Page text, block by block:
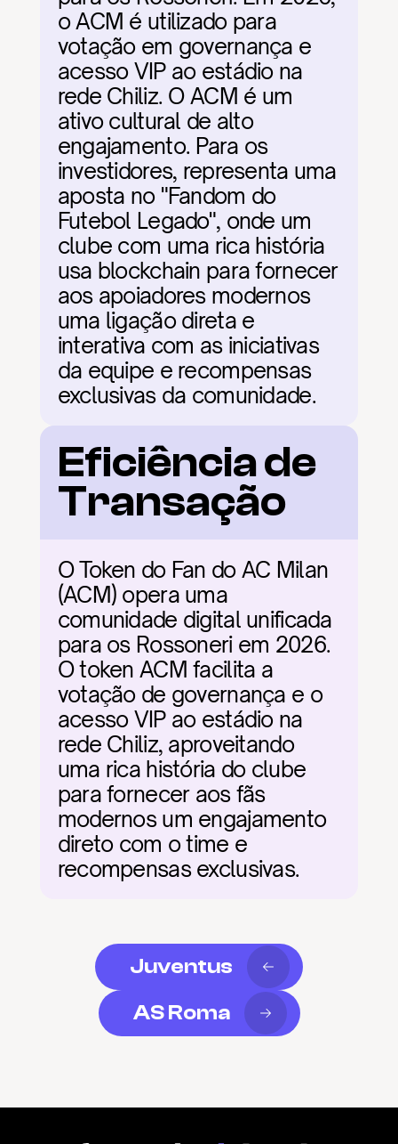
o ACM é utilizado para
votação em governança e
acesso VIP ao estádio na
rede Chiliz. O ACM é um
ativo cultural de alto
engajamento. Para os
investidores, representa uma
aposta no "Fandom do
Futebol Legado", onde um
clube com uma rica história
usa blockchain para fornecer
aos apoiadores modernos
uma ligação direta e
interativa com as iniciativas
da equipe e recompensas
exclusivas da comunidade.
Eficiência de
Transação
O Token do Fan do AC Milan
(ACM) opera uma
comunidade digital unificada
para os Rossoneri em 2026.
O token ACM facilita a
votação de governança e o
acesso VIP ao estádio na
rede Chiliz, aproveitando
uma rica história do clube
para fornecer aos fãs
modernos um engajamento
direto com o time e
recompensas exclusivas.
Juventus
AS Roma